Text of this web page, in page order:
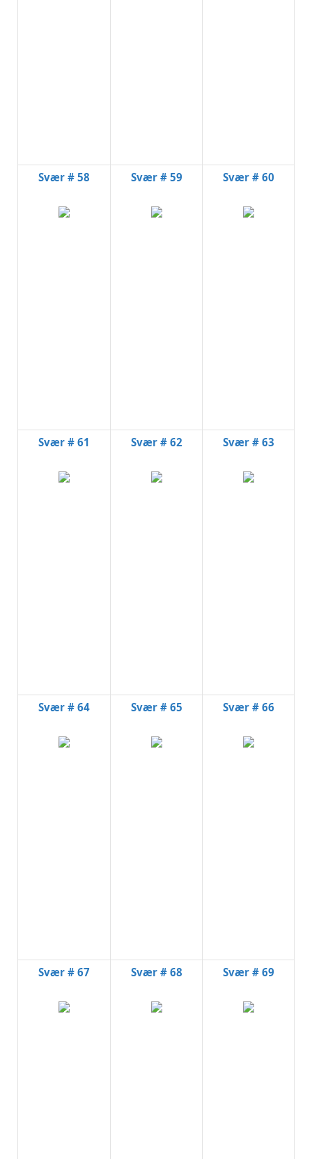
Svær # 58 Svær # 59 Svær # 60
Svær # 61 Svær # 62 Svær # 63
Svær # 64 Svær # 65 Svær # 66
Svær # 67 Svær # 68 Svær # 69